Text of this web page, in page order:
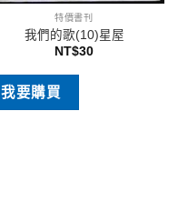
特價書刊
我們的歌(10)星屋
NT$30
我要購買